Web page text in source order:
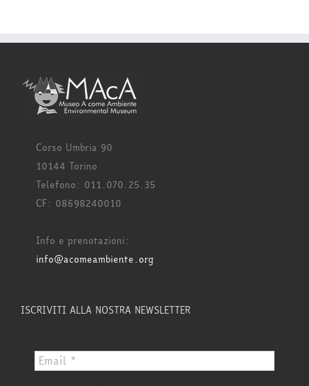
Corso Umbria 90
10144 Torino
Telefono: 011.070.25.35
CF: 08698240010
Info e prenotazioni:
info@acomeambiente.org
ISCRIVITI ALLA NOSTRA NEWSLETTER